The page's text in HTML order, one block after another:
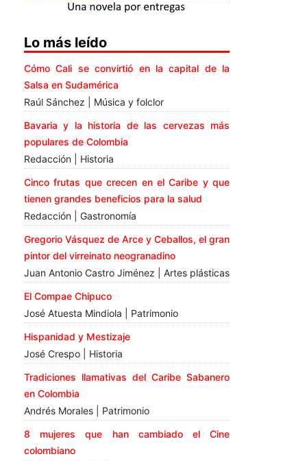
Lo más leído
Cómo Cali se convirtió en la capital de la
Salsa en Sudamérica
Raúl Sánchez | Música y folclor
Bavaria y la historia de las cervezas más
populares de Colombia
Redacción | Historia
Cinco frutas que crecen en el Caribe y que
tienen grandes beneficios para la salud
Redacción | Gastronomía
Gregorio Vásquez de Arce y Ceballos, el gran
pintor del virreinato neogranadino
Juan Antonio Castro Jiménez | Artes plásticas
El Compae Chipuco
José Atuesta Mindiola | Patrimonio
Hispanidad y Mestizaje
José Crespo | Historia
Tradiciones llamativas del Caribe Sabanero
en Colombia
Andrés Morales | Patrimonio
8 mujeres que han cambiado el Cine
colombiano